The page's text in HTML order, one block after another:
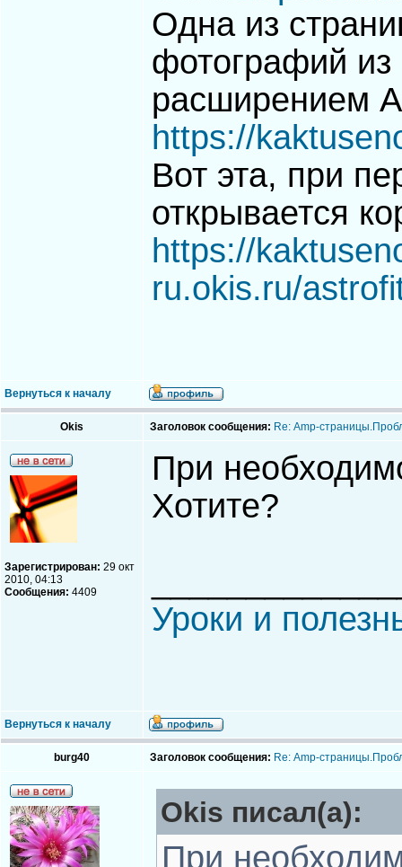
Одна из
фотографий из
расширением
https://
Вот эта, при
открывается
https://
ru.okis.ru/
Вернуться к началу
Okis Заголовок сообщения: Re: Аmp-
Зарегистрирован: 29 окт
2010, 04:13
Сообщения: 4409
При
Хотите?
Уроки и
Вернуться к началу
burg40 Заголовок сообщения: Re: Аmp-
Okis писал(а):
При